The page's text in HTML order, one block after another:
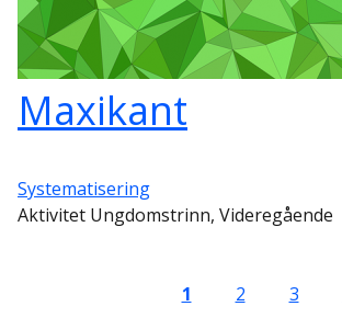
Maxikant
Systematisering
Aktivitet Ungdomstrinn, Videregående
Nåværende side
1 Side
2 Side
3